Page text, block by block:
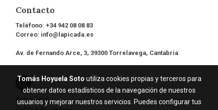
Contacto
Teléfono: +34 942 08 08 83
Correo: info@lapicada.es
Av. de Fernando Arce, 3, 39300 Torrelavega, Cantabria
Aviso legal
Tomás Hoyuela Soto utiliza cookies propias y terceros para
obtener datos estadísticos de la navegación de nuestros
usuarios y mejorar nuestros servicios. Puedes configurar tus